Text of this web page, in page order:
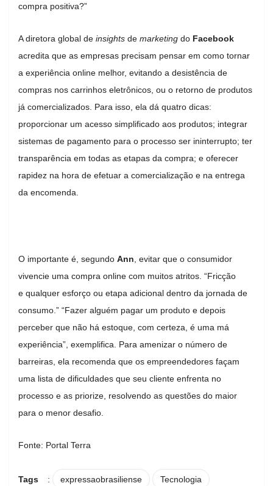
compra positiva?”
A diretora global de insights de marketing do Facebook
acredita que as empresas precisam pensar em como tornar
a experiência online melhor, evitando a desistência de
compras nos carrinhos eletrônicos, ou o retorno de produtos
já comercializados. Para isso, ela dá quatro dicas:
proporcionar um acesso simplificado aos produtos; integrar
sistemas de pagamento para o processo ser ininterrupto; ter
transparência em todas as etapas da compra; e oferecer
rapidez na hora de efetuar a comercialização e na entrega
da encomenda.
O importante é, segundo Ann , evitar que o consumidor
vivencie uma compra online com muitos atritos. “Fricção
e qualquer esforço ou etapa adicional dentro da jornada de
consumo.” “Fazer alguém pagar um produto e depois
perceber que não há estoque, com certeza, é uma má
experiência”, exemplifica. Para amenizar o número de
barreiras, ela recomenda que os empreendedores façam
uma lista de dificuldades que seu cliente enfrenta no
processo e as priorize, resolvendo as questões do maior
para o menor desafio.
Fonte: Portal Terra
Tags : expressaobrasiliense Tecnologia